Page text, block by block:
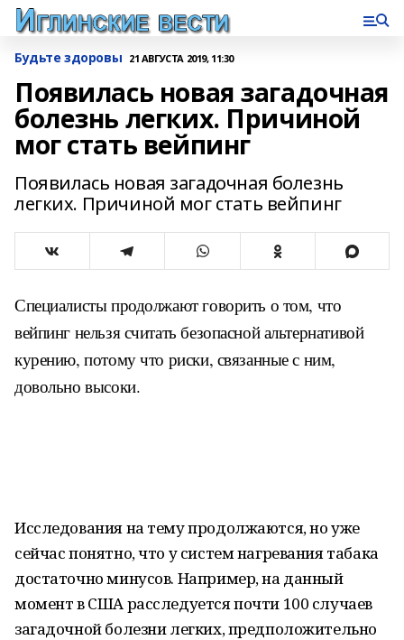
Будьте здоровы 21 АВГУСТА 2019, 11:30
Появилась новая загадочная
болезнь легких. Причиной
мог стать вейпинг
Появилась новая загадочная болезнь
легких. Причиной мог стать вейпинг
Специалисты продолжают говорить о том, что
вейпинг нельзя считать безопасной альтернативой
курению, потому что риски, связанные с ним,
довольно высоки.
Исследования на тему продолжаются, но уже
сейчас понятно, что у систем нагревания табака
достаточно минусов. Например, на данный
момент в США расследуется почти 100 случаев
загадочной болезни легких, предположительно